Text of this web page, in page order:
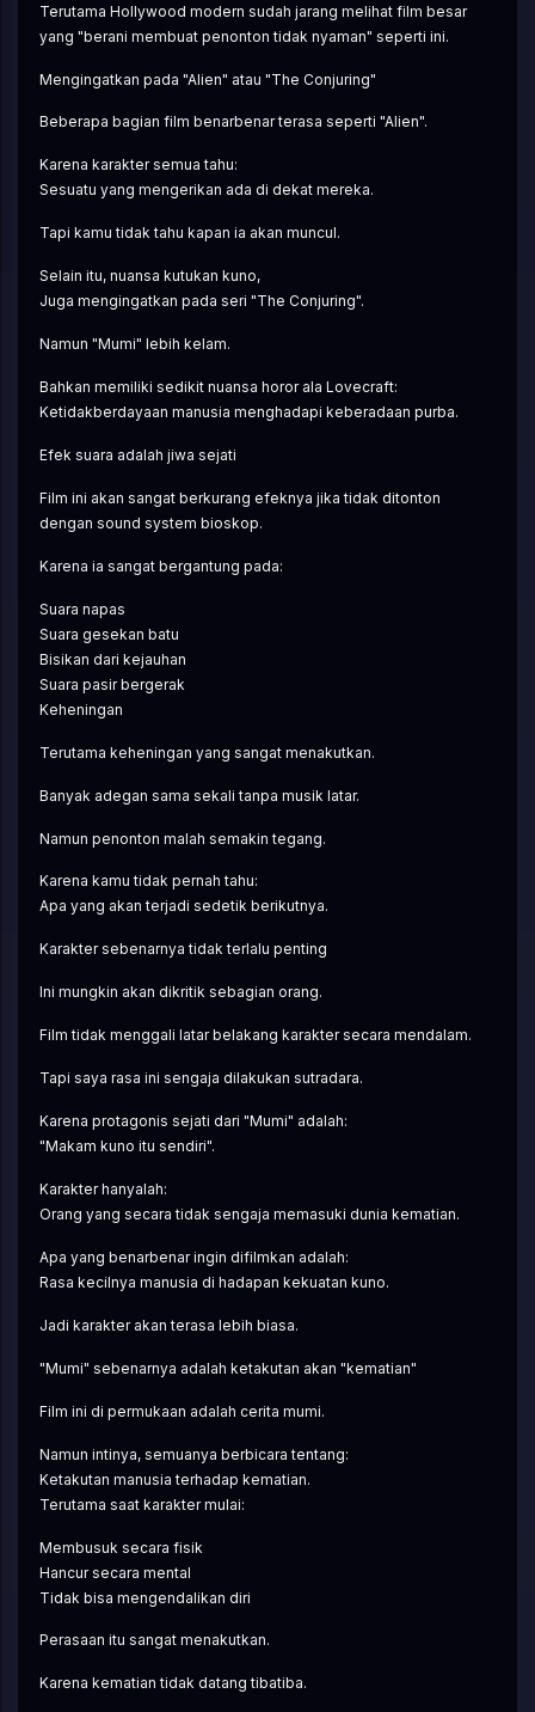
Terutama Hollywood modern sudah jarang melihat film besar
yang "berani membuat penonton tidak nyaman" seperti ini.
Mengingatkan pada "Alien" atau "The Conjuring"
Beberapa bagian film benarbenar terasa seperti "Alien".
Karena karakter semua tahu:
Sesuatu yang mengerikan ada di dekat mereka.
Tapi kamu tidak tahu kapan ia akan muncul.
Selain itu, nuansa kutukan kuno,
Juga mengingatkan pada seri "The Conjuring".
Namun "Mumi" lebih kelam.
Bahkan memiliki sedikit nuansa horor ala Lovecraft:
Ketidakberdayaan manusia menghadapi keberadaan purba.
Efek suara adalah jiwa sejati
Film ini akan sangat berkurang efeknya jika tidak ditonton
dengan sound system bioskop.
Karena ia sangat bergantung pada:
Suara napas
Suara gesekan batu
Bisikan dari kejauhan
Suara pasir bergerak
Keheningan
Terutama keheningan yang sangat menakutkan.
Banyak adegan sama sekali tanpa musik latar.
Namun penonton malah semakin tegang.
Karena kamu tidak pernah tahu:
Apa yang akan terjadi sedetik berikutnya.
Karakter sebenarnya tidak terlalu penting
Ini mungkin akan dikritik sebagian orang.
Film tidak menggali latar belakang karakter secara mendalam.
Tapi saya rasa ini sengaja dilakukan sutradara.
Karena protagonis sejati dari "Mumi" adalah:
"Makam kuno itu sendiri".
Karakter hanyalah:
Orang yang secara tidak sengaja memasuki dunia kematian.
Apa yang benarbenar ingin difilmkan adalah:
Rasa kecilnya manusia di hadapan kekuatan kuno.
Jadi karakter akan terasa lebih biasa.
"Mumi" sebenarnya adalah ketakutan akan "kematian"
Film ini di permukaan adalah cerita mumi.
Namun intinya, semuanya berbicara tentang:
Ketakutan manusia terhadap kematian.
Terutama saat karakter mulai:
Membusuk secara fisik
Hancur secara mental
Tidak bisa mengendalikan diri
Perasaan itu sangat menakutkan.
Karena kematian tidak datang tibatiba.